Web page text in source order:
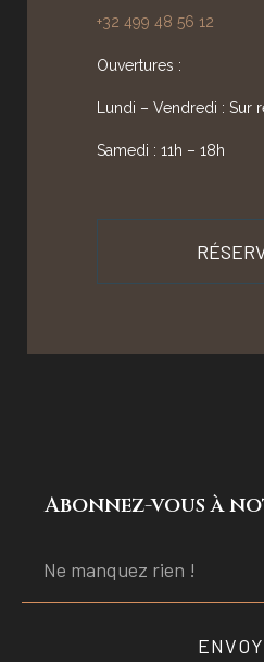
+32 499 48 56 12
Ouvertures :
Lundi – Vendredi : Sur
Samedi : 11h – 18h
Abonnez-vous à